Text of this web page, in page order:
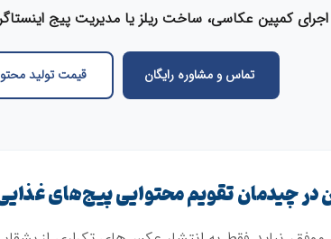
کمپین عکاسی، ساخت ریلز یا مدیریت پیج
تماس و مشاوره رایگان قیمت تولید
در چیدمان تقویم محتوایی پیج‌های